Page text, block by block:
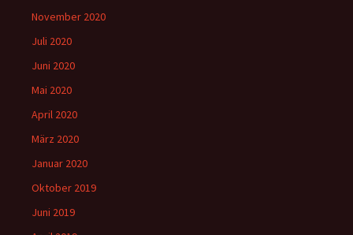
November 2020
Juli 2020
Juni 2020
Mai 2020
April 2020
März 2020
Januar 2020
Oktober 2019
Juni 2019